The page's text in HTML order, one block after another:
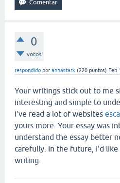
0
votos
respondido por annastark (220 puntos) Feb
Your writings stick out to me
interesting and simple to
I've read a lot of websites
yours more. Your essay was
understand the essay better
carefully. In the future, I'd
writing.